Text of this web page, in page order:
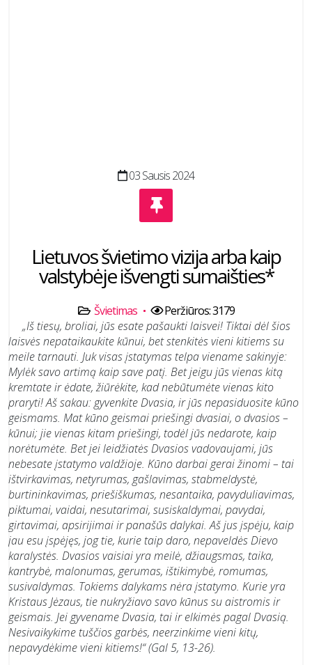
03 Sausis 2024
Lietuvos švietimo vizija arba kaip
valstybėje išvengti sumaišties*
Švietimas
Peržiūros: 3179
„Iš tiesų, broliai, jūs esate pašaukti laisvei! Tiktai dėl šios
laisvės nepataikaukite kūnui, bet stenkitės vieni kitiems su
meile tarnauti. Juk visas įstatymas telpa viename sakinyje:
Mylėk savo artimą kaip save patį. Bet jeigu jūs vienas kitą
kremtate ir ėdate, žiūrėkite, kad nebūtumėte vienas kito
praryti! Aš sakau: gyvenkite Dvasia, ir jūs nepasiduosite kūno
geismams. Mat kūno geismai priešingi dvasiai, o dvasios –
kūnui; jie vienas kitam priešingi, todėl jūs nedarote, kaip
norėtumėte. Bet jei leidžiatės Dvasios vadovaujami, jūs
nebesate įstatymo valdžioje. Kūno darbai gerai žinomi – tai
ištvirkavimas, netyrumas, gašlavimas, stabmeldystė,
burtininkavimas, priešiškumas, nesantaika, pavyduliavimas,
piktumai, vaidai, nesutarimai, susiskaldymai, pavydai,
girtavimai, apsirijimai ir panašūs dalykai. Aš jus įspėju, kaip
jau esu įspėjęs, jog tie, kurie taip daro, nepaveldės Dievo
karalystės. Dvasios vaisiai yra meilė, džiaugsmas, taika,
kantrybė, malonumas, gerumas, ištikimybė, romumas,
susivaldymas. Tokiems dalykams nėra įstatymo. Kurie yra
Kristaus Jėzaus, tie nukryžiavo savo kūnus su aistromis ir
geismais. Jei gyvename Dvasia, tai ir elkimės pagal Dvasią.
Nesivaikykime tuščios garbės, neerzinkime vieni kitų,
nepavydėkime vieni kitiems!“ (Gal 5, 13-26).